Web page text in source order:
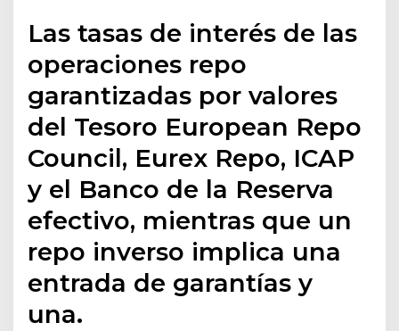
Las tasas de interés de las
operaciones repo
garantizadas por valores
del Tesoro European Repo
Council, Eurex Repo, ICAP
y el Banco de la Reserva
efectivo, mientras que un
repo inverso implica una
entrada de garantías y
una.